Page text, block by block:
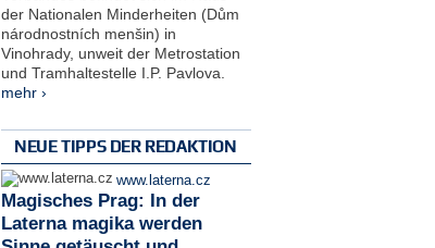
der Nationalen Minderheiten (Dům
národnostních menšin) in
Vinohrady, unweit der Metrostation
und Tramhaltestelle I.P. Pavlova.
mehr ›
NEUE TIPPS DER REDAKTION
www.laterna.cz
Magisches Prag: In der
Laterna magika werden